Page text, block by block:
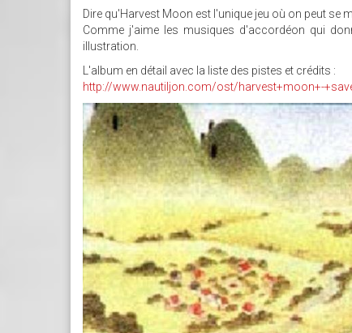
Dire qu'Harvest Moon est l'unique jeu où on peut se
Comme j'aime les musiques d'accordéon qui
illustration.
L'album en détail avec la liste des pistes et crédits :
http://www.nautiljon.com/ost/harvest+moon+-